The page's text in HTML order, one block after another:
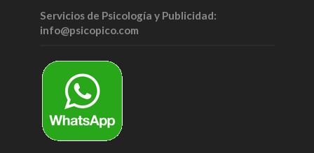
Servicios de Psicología y Publicidad:
info@psicopico.com